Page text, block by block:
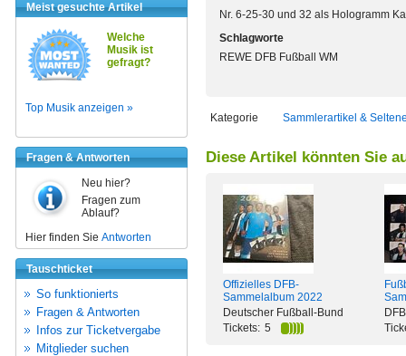
Meist gesuchte Artikel
Welche
Musik ist
gefragt?
Top Musik anzeigen »
Fragen & Antworten
Neu hier?
Fragen zum
Ablauf?
Hier finden Sie Antworten
Tauschticket
So funktionierts
Fragen & Antworten
Infos zur Ticketvergabe
Mitglieder suchen
Nr. 6-25-30 und 32 als Hologramm
Schlagworte
REWE DFB Fußball WM
Kategorie Sammlerartikel &
Diese Artikel könnten Sie
Offizielles DFB-
Sammelalbum 2022
Deutscher Fußball-Bund
Tickets: 5
DFB